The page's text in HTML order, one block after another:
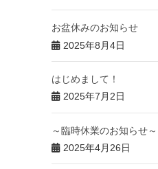
お盆休みのお知らせ
2025年8月4日
はじめまして！
2025年7月2日
～臨時休業のお知らせ～
2025年4月26日